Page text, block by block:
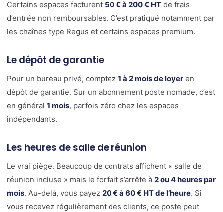
Certains espaces facturent 50 € à 200 € HT de frais
d’entrée non remboursables. C’est pratiqué notamment par
les chaînes type Regus et certains espaces premium.
Le dépôt de garantie
Pour un bureau privé, comptez 1 à 2 mois de loyer en
dépôt de garantie. Sur un abonnement poste nomade, c’est
en général 1 mois, parfois zéro chez les espaces
indépendants.
Les heures de salle de réunion
Le vrai piège. Beaucoup de contrats affichent « salle de
réunion incluse » mais le forfait s’arrête à 2 ou 4 heures par
mois. Au-delà, vous payez 20 € à 60 € HT de l’heure. Si
vous recevez régulièrement des clients, ce poste peut